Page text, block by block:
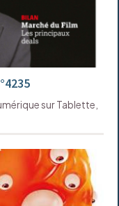
sur Tablette,